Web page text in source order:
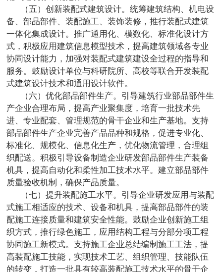
（五）创新装配式建筑设计。统筹建筑结构、机电设
备、部品部件、装配施工、装饰装修，推行装配式建筑
一体化集成设计。推广通用化、模数化、标准化设计方
式，积极应用建筑信息模型技术，提高建筑领域各专业
协同设计能力，加强对装配式建筑建设全过程的指导和
服务。鼓励设计单位与科研院所、高校等联合开发装配
式建筑设计技术和通用设计软件。
（六）优化部品部件生产。引导建筑行业部品部件生
产企业合理布局，提高产业聚集度，培育一批技术先
进、专业配套、管理规范的骨干企业和生产基地。支持
部品部件生产企业完善产品品种和规格，促进专业化、
标准化、规模化、信息化生产，优化物流管理，合理组
织配送。积极引导设备制造企业研发部品部件生产装备
机具，提高自动化和柔性加工技术水平。建立部品部件
质量验收机制，确保产品质量。
（七）提升装配施工水平。引导企业研发应用与装配
式施工相适应的技术、设备和机具，提高部品部件的装
配施工连接质量和建筑安全性能。鼓励企业创新施工组
织方式，推行绿色施工，应用结构工程与分部分项工程
协同施工新模式。支持施工企业总结编制施工工法，提
高装配施工技能，实现技术工艺、组织管理、技能队伍
的转变，打造一批具有较高装配施工技术水平的骨干企